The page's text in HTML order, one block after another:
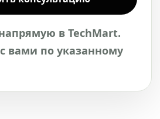
в TechMart.
вами по указанному